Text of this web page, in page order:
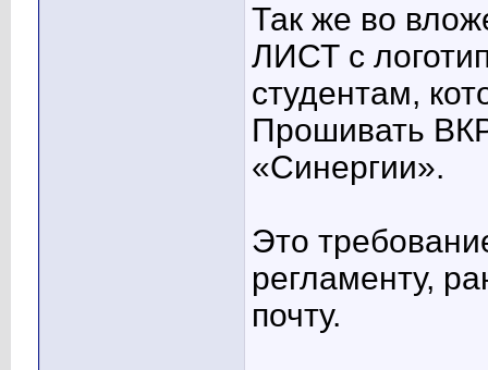
Так же во
ЛИСТ с
студентам,
Прошивать
«Синергии».
Это
регламенту,
почту.